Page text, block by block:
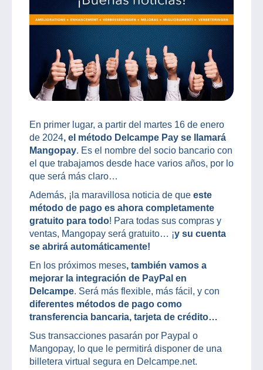
En primer lugar, a partir del martes 16 de enero
de 2024, el método Delcampe Pay se llamará
Mangopay. Es el nombre del socio bancario con
el que trabajamos desde hace varios años, por lo
que será más claro…
Además, ¡la maravillosa noticia de que este
método de pago es ahora completamente
gratuito para todo! Para todas sus compras y
ventas, Mangopay será gratuito… ¡y su cuenta
se abrirá automáticamente!
En los próximos meses, también vamos a
mejorar la integración de PayPal en
Delcampe. Será más flexible, más fácil, y con
diferentes métodos de pago como
transferencia bancaria, tarjeta de crédito…
Sus transacciones pasarán por Paypal o
Mangopay, lo que le permitirá disponer de una
billetera virtual segura en Delcampe.net.